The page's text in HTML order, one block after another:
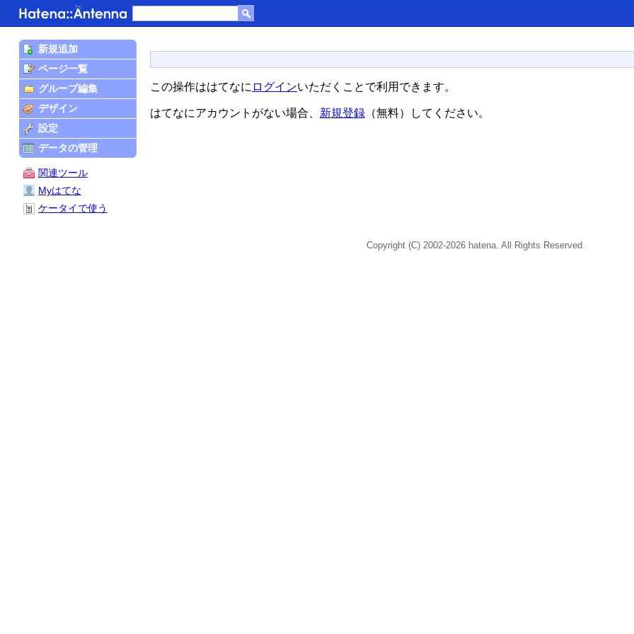
この操作ははてなに ログインいただくことで利用できます。
はてなにアカウントがない場合、 新規登録（無料）してください。
新規追加
ページ一覧
グループ編集
デザイン
設定
データの管理
関連ツール
Myはてな
ケータイで使う
Copyright (C) 2002-2026 hatena. All Rights Reserved.